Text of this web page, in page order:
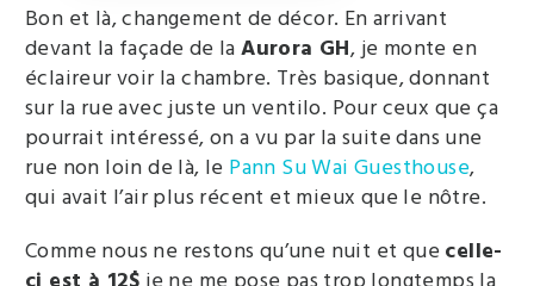
Bon et là, changement de décor. En arrivant
devant la façade de laAurora GH, je monte en
éclaireur voir la chambre. Très basique, donnant
sur la rue avec juste un ventilo. Pour ceux que ça
pourrait intéressé, on a vu par la suite dans une
rue non loin de là, le Pann Su Wai Guesthouse,
qui avait l’air plus récent et mieux que le nôtre.
Comme nous ne restons qu’une nuit et que celle-